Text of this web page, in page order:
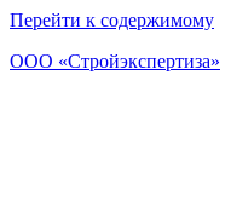
Перейти к содержимому
ООО «Стройэкспертиза»